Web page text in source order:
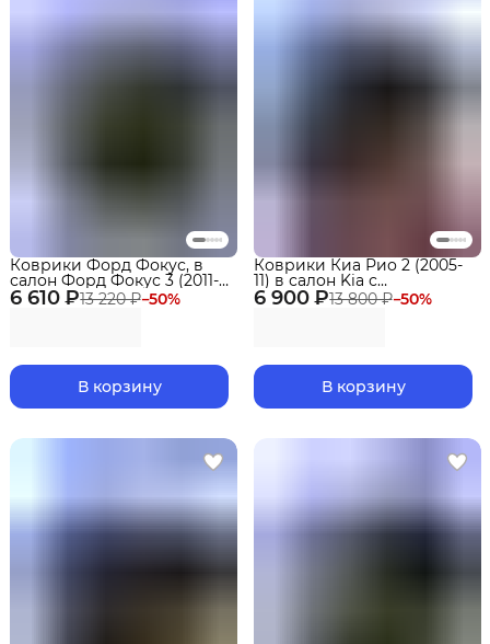
6 610 ₽13 220 ₽−50%
Коврики Форд Фокус, в
салон Форд Фокус 3 (2011-
15) в салон Ford Focus 3 с
бортиками, эва, eva
В корзину
6 900 ₽13 800 ₽−50%
Коврики Киа Рио 2 (2005-
11) в салон Kia с
бортиками, эва, eva
В корзину